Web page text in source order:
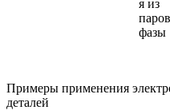
я из
фазы
Примеры применения
деталей